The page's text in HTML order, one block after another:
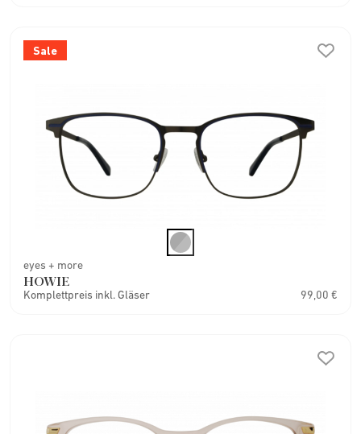
Sale
eyes + more
HOWIE
Komplettpreis inkl. Gläser 99,00 €